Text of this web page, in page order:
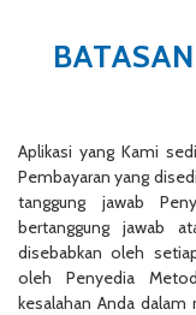
Aplikasi yang Kami
Pembayaran yang
tanggung jawab
bertanggung jawab
disebabkan oleh
oleh Penyedia
kesalahan Anda